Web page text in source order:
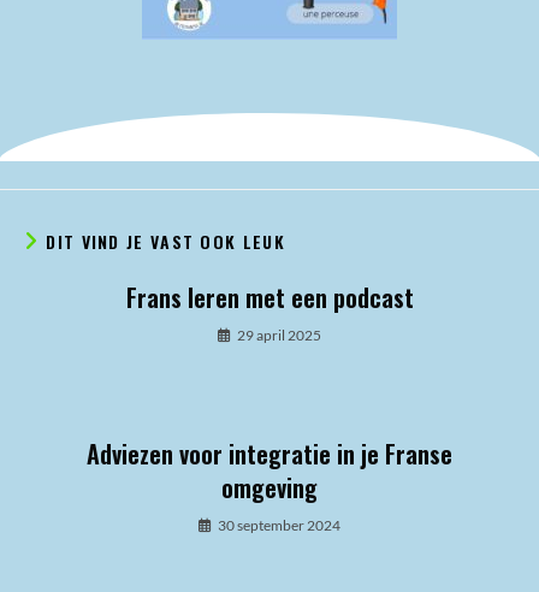
DIT VIND JE VAST OOK LEUK
Frans leren met een podcast
29 april 2025
Adviezen voor integratie in je Franse
omgeving
30 september 2024